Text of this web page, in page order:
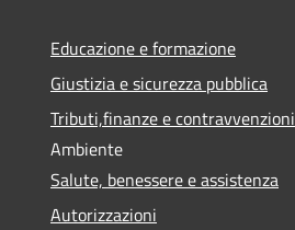
Educazione e formazione
Giustizia e sicurezza pubblica
Tributi,finanze e contravvenzioni
Ambiente
Salute, benessere e assistenza
Autorizzazioni